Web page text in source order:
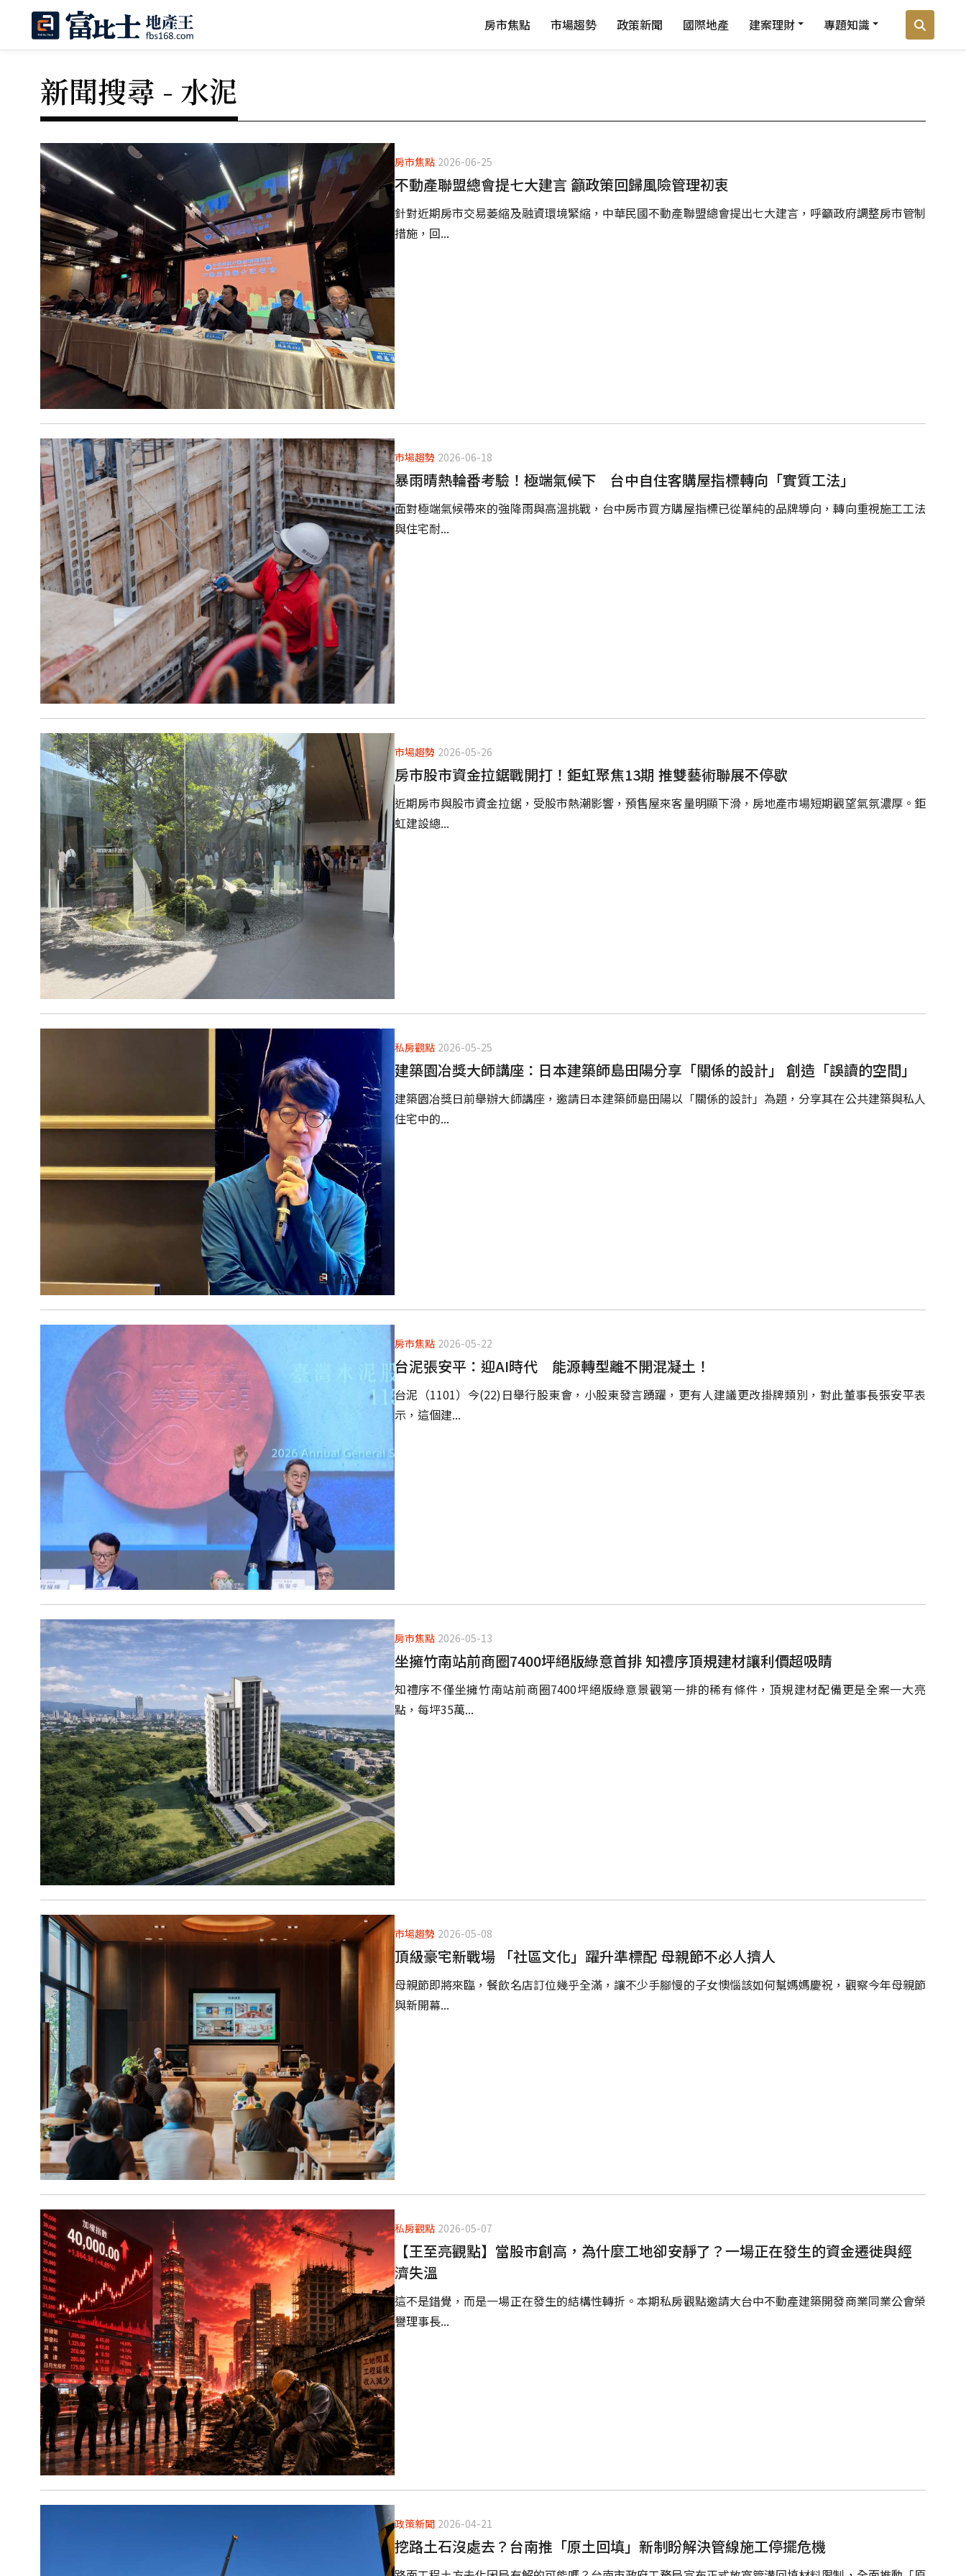
房市焦點 市場趨勢 政策新聞 國際地產 建案理財 專題知識
新聞搜尋 - 水泥
房市焦點 2026-06-25
不動產聯盟總會提七大建言 籲政策回歸風險管理初衷
針對近期房市交易萎縮及融資環境緊縮，中華民國不動產聯盟總會提出七大建言，呼籲政府調整房市管制
措施，回...
市場趨勢 2026-06-18
暴雨晴熱輪番考驗！極端氣候下 台中自住客購屋指標轉向「實質工法」
面對極端氣候帶來的強降雨與高溫挑戰，台中房市買方購屋指標已從單純的品牌導向，轉向重視施工工法
與住宅耐...
市場趨勢 2026-05-26
房市股市資金拉鋸戰開打！鉅虹聚焦13期 推雙藝術聯展不停歇
近期房市與股市資金拉鋸，受股市熱潮影響，預售屋來客量明顯下滑，房地產市場短期觀望氣氛濃厚。鉅
虹建設總...
私房觀點 2026-05-25
建築園冶獎大師講座：日本建築師島田陽分享「關係的設計」 創造「誤讀的空間」
建築園冶獎日前舉辦大師講座，邀請日本建築師島田陽以「關係的設計」為題，分享其在公共建築與私人
住宅中的...
房市焦點 2026-05-22
台泥張安平：迎AI時代 能源轉型離不開混凝土！
台泥（1101）今(22)日舉行股東會，小股東發言踴躍，更有人建議更改掛牌類別，對此董事長張安平表
示，這個建...
房市焦點 2026-05-13
坐擁竹南站前商圈7400坪絕版綠意首排 知禮序頂規建材讓利價超吸睛
知禮序不僅坐擁竹南站前商圈7400坪絕版綠意景觀第一排的稀有條件，頂規建材配備更是全案一大亮
點，每坪35萬...
市場趨勢 2026-05-08
頂級豪宅新戰場 「社區文化」躍升準標配 母親節不必人擠人
母親節即將來臨，餐飲名店訂位幾乎全滿，讓不少手腳慢的子女懊惱該如何幫媽媽慶祝，觀察今年母親節
與新開幕...
私房觀點 2026-05-07
【王至亮觀點】當股市創高，為什麼工地卻安靜了？一場正在發生的資金遷徙與經
濟失溫
這不是錯覺，而是一場正在發生的結構性轉折。本期私房觀點邀請大台中不動產建築開發商業同業公會榮
譽理事長...
政策新聞 2026-04-21
挖路土石沒處去？台南推「原土回填」新制盼解決管線施工停擺危機